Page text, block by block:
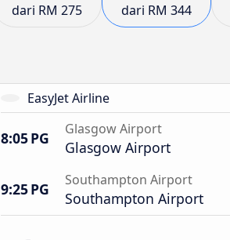
dari RM 275 dari RM 344
EasyJet Airline
8:05 PG Glasgow Airport
Glasgow Airport
9:25 PG Southampton Airport
Southampton Airport